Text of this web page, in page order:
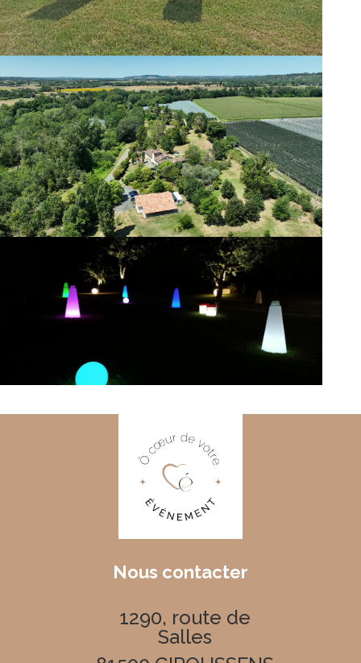
Nous contacter
1290, route de
Salles